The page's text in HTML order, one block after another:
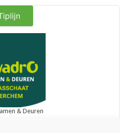
& Deuren